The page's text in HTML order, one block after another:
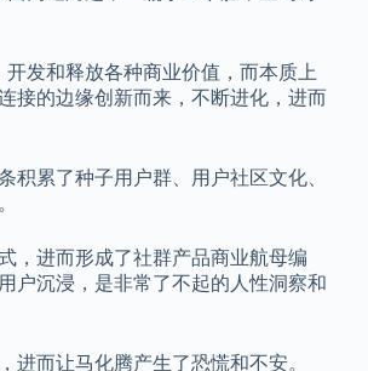
发和释放各种商业价值，而本质上
接的边缘创新而来，不断进化，进而
累了种子用户群、用户社区文化、
，进而形成了社群产品商业航母编
户沉浸，是非常了不起的人性洞察和
而让马化腾产生了恐慌和不安。